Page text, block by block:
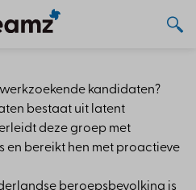
kandidaten?
bestaat uit latent
deze groep met
en bereikt hen met proactieve
beroepsbevolking is